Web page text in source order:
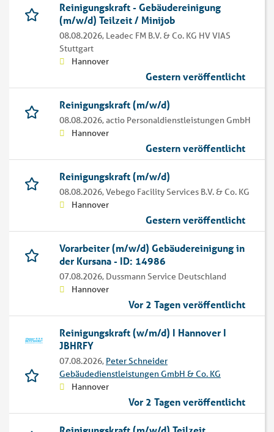
Reinigungskraft - Gebäudereinigung
(m/w/d) Teilzeit / Minijob
08.08.2026, Leadec FM B.V. & Co. KG HV VIAS
Stuttgart
Hannover
Gestern veröffentlicht
Reinigungskraft (m/w/d)
08.08.2026,actio Personaldienstleistungen GmbH
Hannover
Gestern veröffentlicht
Reinigungskraft (m/w/d)
08.08.2026,Vebego Facility Services B.V. & Co. KG
Hannover
Gestern veröffentlicht
Vorarbeiter (m/w/d) Gebäudereinigung in
der Kursana - ID: 14986
07.08.2026, Dussmann Service Deutschland
Hannover
Vor 2 Tagen veröffentlicht
Reinigungskraft (w/m/d) I Hannover I
JBHRFY
07.08.2026, Peter Schneider
Gebäudedienstleistungen GmbH & Co. KG
Hannover
Vor 2 Tagen veröffentlicht